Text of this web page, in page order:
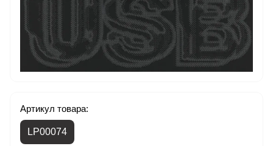
Артикул товара:
LP00074